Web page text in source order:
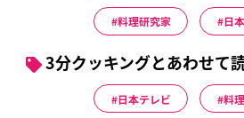
料理研究家 日
3分クッキングとあわせて
日本テレビ 料